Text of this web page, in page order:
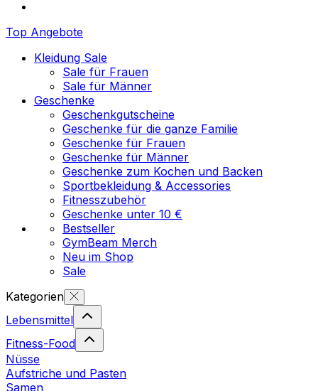
Top Angebote
Kleidung Sale
Sale für Frauen
Sale für Männer
Geschenke
Geschenkgutscheine
Geschenke für die ganze Familie
Geschenke für Frauen
Geschenke für Männer
Geschenke zum Kochen und Backen
Sportbekleidung & Accessories
Fitnesszubehör
Geschenke unter 10 €
Bestseller
GymBeam Merch
Neu im Shop
Sale
Kategorien
Lebensmittel
Fitness-Food
Nüsse
Aufstriche und Pasten
Samen